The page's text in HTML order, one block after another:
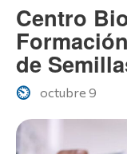
Centro
de
octubre 9